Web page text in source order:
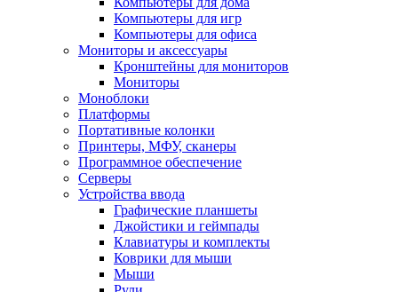
Компьютеры для игр
Компьютеры для офиса
Мониторы и аксессуары
Кронштейны для мониторов
Мониторы
Моноблоки
Платформы
Портативные колонки
Принтеры, МФУ, сканеры
Программное обеспечение
Серверы
Устройства ввода
Графические планшеты
Джойстики и геймпады
Клавиатуры и комплекты
Коврики для мыши
Мыши